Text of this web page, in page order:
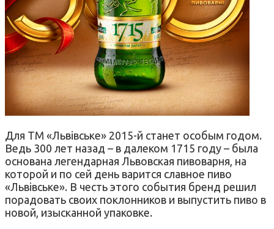
Для ТМ «Львівське» 2015-й станет особым годом.
Ведь 300 лет назад – в далеком 1715 году – была
основана легендарная Львовская пивоварня, на
которой и по сей день варится славное пиво
«Львівське». В честь этого события бренд решил
порадовать своих поклонников и выпустить пиво в
новой, изысканной упаковке.